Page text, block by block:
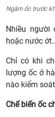
Ngâm ốc trước
Nhiều người
hoặc nước
Chỉ có khi
lượng ốc ở
nào kiểm
Chế biến ốc